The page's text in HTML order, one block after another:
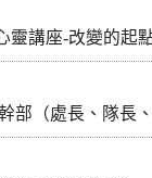
靈講座-改變的起